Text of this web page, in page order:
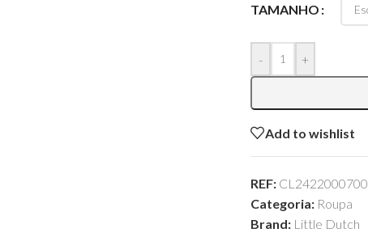
TAMANHO
- +
Add to wishlist
REF: CL2422000700
Categoria: Roupa
Brand: Little Dutch